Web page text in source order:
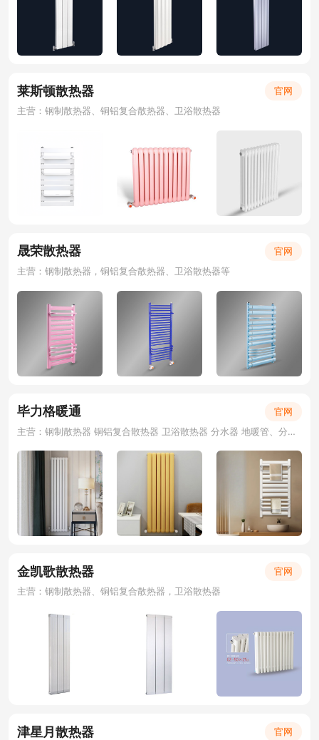
莱斯顿散热器
官网
主营：钢制散热器、铜铝复合散热器、卫浴散热器
晟荣散热器
官网
主营：钢制散热器，铜铝复合散热器、卫浴散热器等
毕力格暖通
官网
主营：钢制散热器 铜铝复合散热器 卫浴散热器 分水器 地暖管、分水器、套阀
金凯歌散热器
官网
主营：钢制散热器、铜铝复合散热器，卫浴散热器
津星月散热器
官网